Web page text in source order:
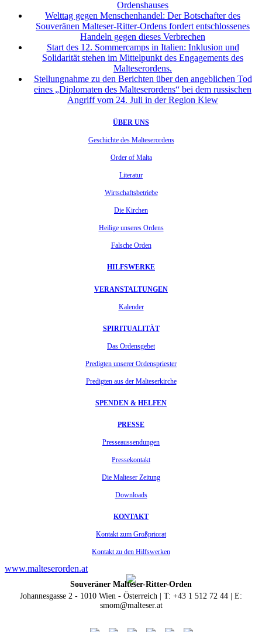
Ordenshauses
Welttag gegen Menschenhandel: Der Botschafter des
Souveränen Malteser-Ritter-Ordens fordert entschlossenes
Handeln gegen dieses Verbrechen
Start des 12. Sommercamps in Italien: Inklusion und
Solidarität stehen im Mittelpunkt des Engagements des
Malteserordens.
Stellungnahme zu den Berichten über den angeblichen Tod
eines „Diplomaten des Malteserordens“ bei dem russischen
Angriff vom 24. Juli in der Region Kiew
ÜBER UNS
Geschichte des Malteserordens
Order of Malta
Literatur
Wirtschaftsbetriebe
Die Kirchen
Heilige unseres Ordens
Falsche Orden
HILFSWERKE
VERANSTALTUNGEN
Kalender
SPIRITUALITÄT
Das Ordensgebet
Predigten unserer Ordenspriester
Predigten aus der Malteserkirche
SPENDEN & HELFEN
PRESSE
Presseaussendungen
Pressekontakt
Die Malteser Zeitung
Downloads
KONTAKT
Kontakt zum Großpriorat
Kontakt zu den Hilfswerken
www.malteserorden.at
Souveräner Malteser-Ritter-Orden
Johannesgasse 2 - 1010 Wien - Österreich | T: +43 1 512 72 44 | E:
smom@malteser.at